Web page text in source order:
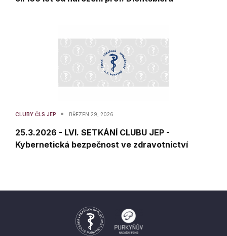
CLUBY ČLS JEP • BŘEZEN 29, 2026
25.3.2026 - LVI. SETKÁNÍ CLUBU JEP -
Kybernetická bezpečnost ve zdravotnictví